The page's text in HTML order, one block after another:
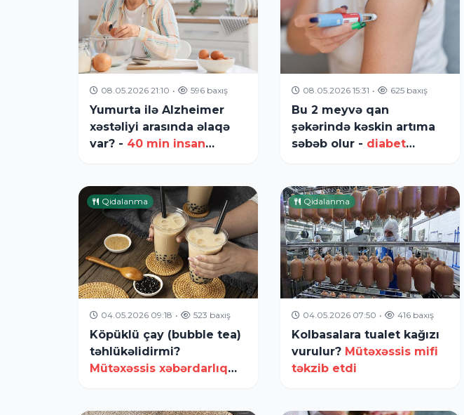
08.05.2026 21:10 • 596 baxış
Yumurta ilə Alzheimer
xəstəliyi arasında əlaqə
var? - 40 min insan
08.05.2026 15:31 • 625 baxış
Bu 2 meyvə qan
şəkərində kəskin artıma
səbəb olur - diabet
Qidalanma
04.05.2026 09:18 • 523 baxış
Köpüklü çay (bubble tea)
təhlükəlidirmi?
Mütəxəssis xəbərdarlıq
Qidalanma
04.05.2026 07:50 • 416 baxış
Kolbasalara tualet kağızı
vurulur? Mütəxəssis mifi
təkzib etdi